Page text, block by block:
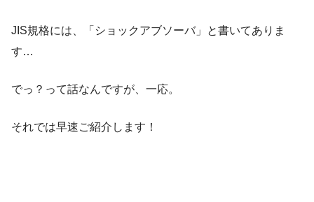
JIS規格には、「ショックアブソーバ」と書いてありま
す…
でっ？って話なんですが、一応。
それでは早速ご紹介します！